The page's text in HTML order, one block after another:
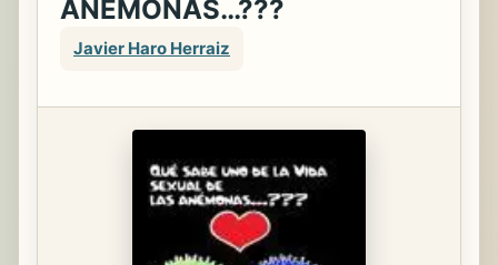
ANÉMONAS…???
Javier Haro Herraiz